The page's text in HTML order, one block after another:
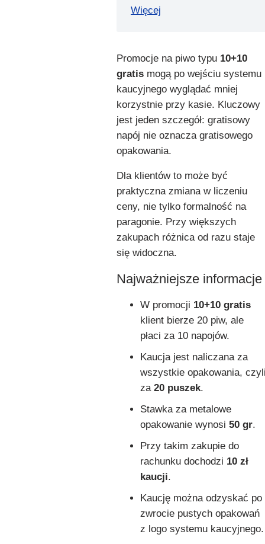
Więcej
Promocje na piwo typu 10+10
gratis mogą po wejściu systemu
kaucyjnego wyglądać mniej
korzystnie przy kasie. Kluczowy
jest jeden szczegół: gratisowy
napój nie oznacza gratisowego
opakowania.
Dla klientów to może być
praktyczna zmiana w liczeniu
ceny, nie tylko formalność na
paragonie. Przy większych
zakupach różnica od razu staje
się widoczna.
Najważniejsze informacje
W promocji 10+10 gratis
klient bierze 20 piw, ale
płaci za 10 napojów.
Kaucja jest naliczana za
wszystkie opakowania,
za 20 puszek.
Stawka za metalowe
opakowanie wynosi 50 gr.
Przy takim zakupie do
rachunku dochodzi 10 zł
kaucji.
Kaucję można odzyskać po
zwrocie pustych opakowań
z logo systemu kaucyjnego.